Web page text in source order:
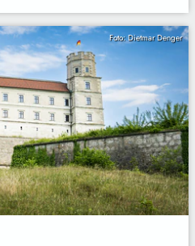
Foto: Dietmar Denger